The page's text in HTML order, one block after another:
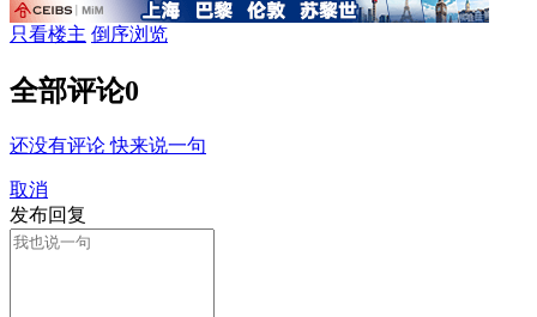
只看楼主 倒序浏览
全部评论0
还没有评论 快来说一句
取消
发布回复